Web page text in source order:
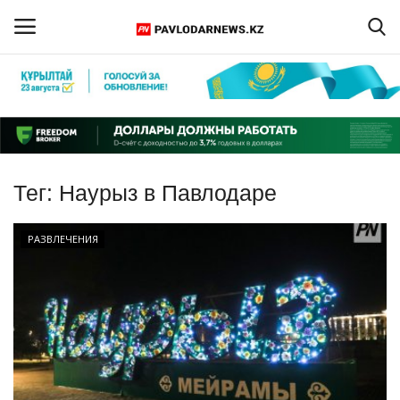
Регистрация
Главная
Обратная связь
КАЗАХСТАН
МИР
СПЕЦПРОЕКТЫ
Тег: Наурыз в Павлодаре
РАЗВЛЕЧЕНИЯ